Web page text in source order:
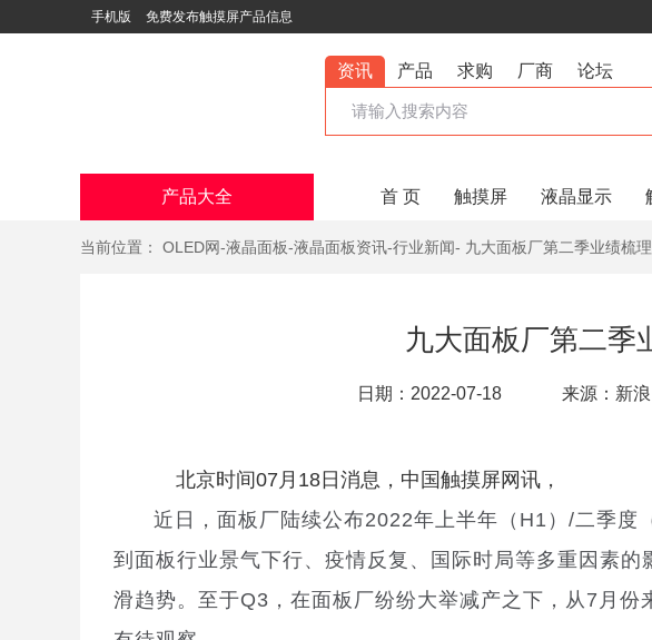
手机版 免费发布触摸屏产品信息
资讯 产品 求购 厂商 论坛
产品大全 首 页 触摸屏 液晶显示
当前位置： OLED网-液晶面板-液晶面板资讯-行业新闻- 九大面板厂第二季业绩梳理
九大面板厂第二季
日期：2022-07-18 来源：新浪
北京时间07月18日消息，中国触摸屏网讯，
近日，面板厂陆续公布2022年上半年（H1）/二季度
到面板行业景气下行、疫情反复、国际时局等多重因素
滑趋势。至于Q3，在面板厂纷纷大举减产之下，从7月